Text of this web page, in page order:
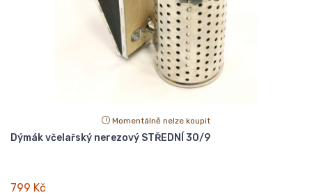
Momentálně nelze koupit
Dýmák včelařský nerezový STŘEDNÍ 30/9
799 Kč